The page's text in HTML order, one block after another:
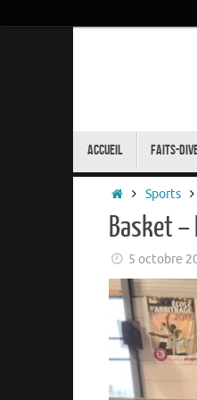
Accueil Faits-
Accueil
Sports
Basket
5 octobre